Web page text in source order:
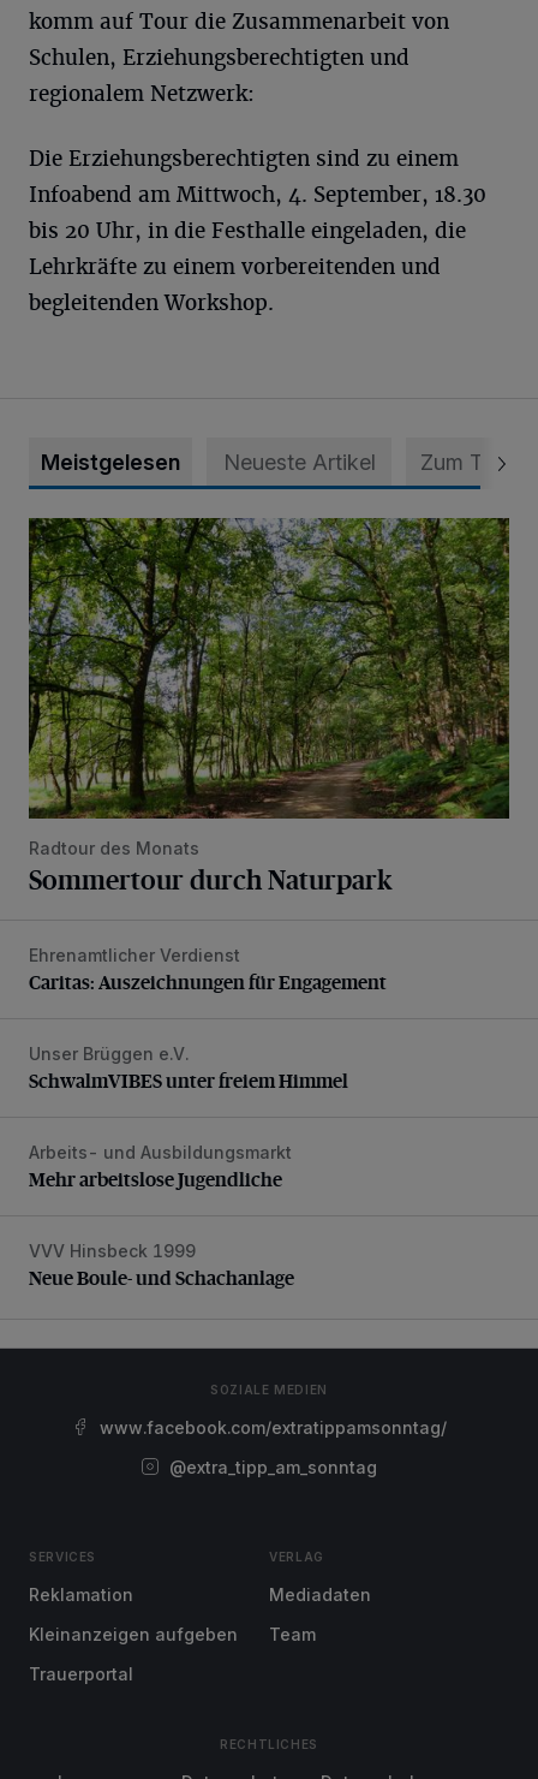
komm auf Tour die Zusammenarbeit von
Schulen, Erziehungsberechtigten und
regionalem Netzwerk:
Die Erziehungsberechtigten sind zu einem
Infoabend am Mittwoch, 4. September, 18.30
bis 20 Uhr, in die Festhalle eingeladen, die
Lehrkräfte zu einem vorbereitenden und
begleitenden Workshop.
Meistgelesen Neueste Artikel Zum Thema
Sommertour durch Naturpark
Radtour des Monats
Sommertour durch Naturpark
Caritas: Auszeichnungen für Engagement
Ehrenamtlicher Verdienst
Caritas: Auszeichnungen für Engagement
SchwalmVIBES unter freiem Himmel
Unser Brüggen e.V.
SchwalmVIBES unter freiem Himmel
Mehr arbeitslose Jugendliche
Arbeits- und Ausbildungsmarkt
Mehr arbeitslose Jugendliche
Neue Boule- und Schachanlage
VVV Hinsbeck 1999
Neue Boule- und Schachanlage
SOZIALE MEDIEN
www.facebook.com/extratippamsonntag/
@extra_tipp_am_sonntag
SERVICES
Reklamation
Kleinanzeigen aufgeben
Trauerportal
VERLAG
Mediadaten
Team
RECHTLICHES